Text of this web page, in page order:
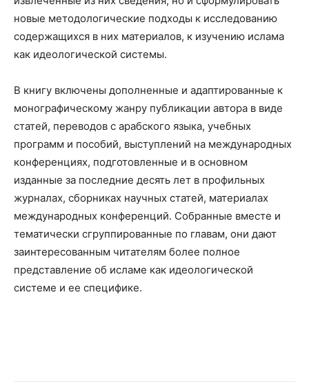
новые методологические подходы к исследованию
содержащихся в них материалов, к изучению ислама
как идеологической системы.
В книгу включены дополненные и адаптированные к
монографическому жанру публикации автора в виде
статей, переводов с арабского языка, учебных
программ и пособий, выступлений на международных
конференциях, подготовленные и в основном
изданные за последние десять лет в профильных
журналах, сборниках научных статей, материалах
международных конференций. Собранные вместе и
тематически сгруппированные по главам, они дают
заинтересованным читателям более полное
представление об исламе как идеологической
системе и ее специфике.